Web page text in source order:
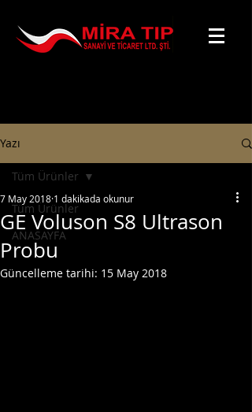
Yazı
Tüm Ürünler
ANASAYFA
Tüm Ürünler
GE Voluson S8 Ultrason
Probu
7 May 2018 1 dakikada okunur
Güncelleme tarihi: 15 May 2018